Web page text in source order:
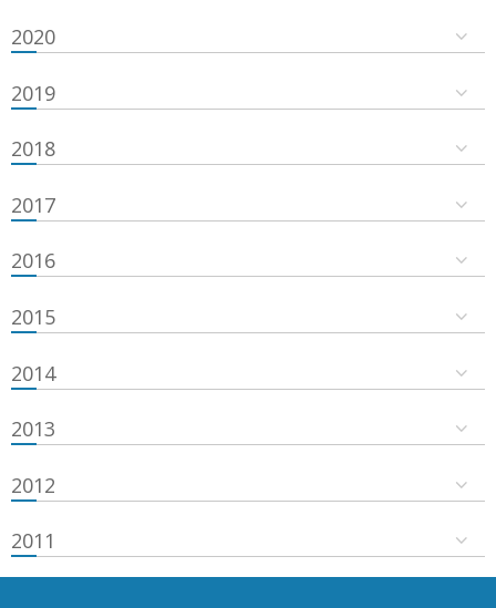
2020
2019
2018
2017
2016
2015
2014
2013
2012
2011